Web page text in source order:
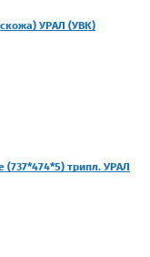
УРАЛ (УВК)
трипл. УРАЛ